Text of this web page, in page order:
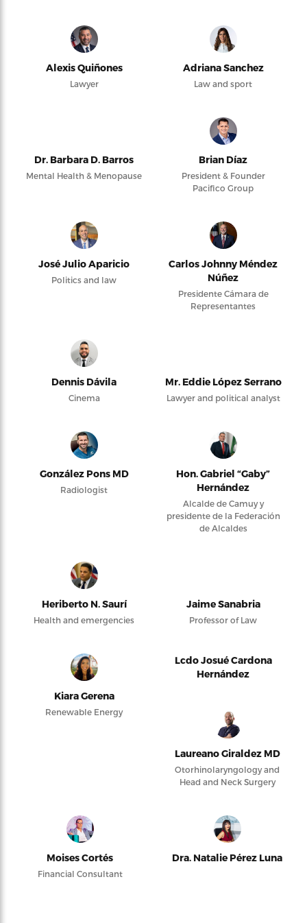
Alexis Quiñones
Lawyer
Adriana Sanchez
Law and sport
Dr. Barbara D. Barros
Mental Health & Menopause
Brian Díaz
President & Founder
Pacifico Group
José Julio Aparicio
Politics and law
Carlos Johnny Méndez
Núñez
Presidente Cámara de
Representantes
Dennis Dávila
Cinema
Mr. Eddie López Serrano
Lawyer and political analyst
González Pons MD
Radiologist
Hon. Gabriel “Gaby”
Hernández
Alcalde de Camuy y
presidente de la Federación
de Alcaldes
Heriberto N. Saurí
Health and emergencies
Jaime Sanabria
Professor of Law
Kiara Gerena
Renewable Energy
Lcdo Josué Cardona
Hernández
Laureano Giraldez MD
Otorhinolaryngology and
Head and Neck Surgery
Moises Cortés
Financial Consultant
Dra. Natalie Pérez Luna